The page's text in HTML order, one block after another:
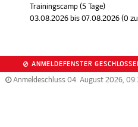
Trainingscamp (5 Tage)
03.08.2026 bis 07.08.2026 (0
ANMELDEFENSTER
Anmeldeschluss 04. August 2026,